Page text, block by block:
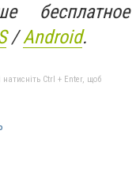
бесплатное
/Android.
Ctrl + Enter, щоб